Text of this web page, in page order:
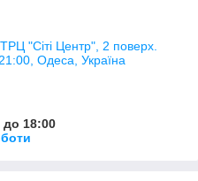
"Сіті Центр", 2 поверх.
Одеса, Україна
до 18:00